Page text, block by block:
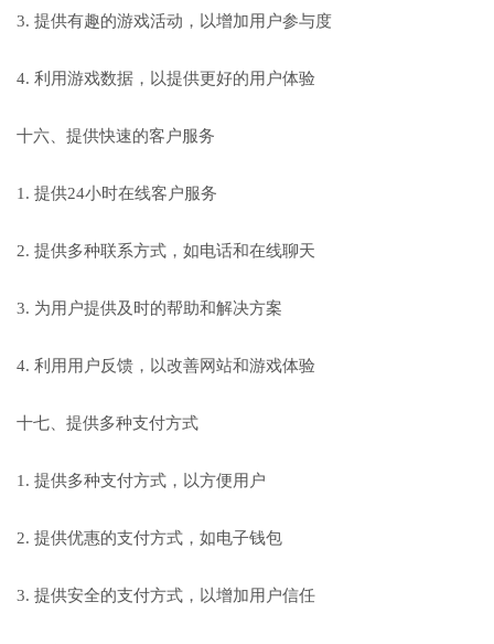
3. 提供有趣的游戏活动，以增加用户参与度
4. 利用游戏数据，以提供更好的用户体验
十六、提供快速的客户服务
1. 提供24小时在线客户服务
2. 提供多种联系方式，如电话和在线聊天
3. 为用户提供及时的帮助和解决方案
4. 利用用户反馈，以改善网站和游戏体验
十七、提供多种支付方式
1. 提供多种支付方式，以方便用户
2. 提供优惠的支付方式，如电子钱包
3. 提供安全的支付方式，以增加用户信任